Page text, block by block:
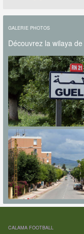
GALERIE PHOTOS
Découvrez la wilaya de
CALAMA FOOTBALL